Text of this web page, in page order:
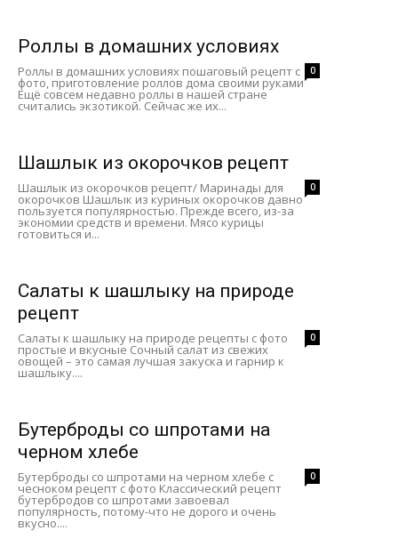
Роллы в домашних условиях
0
Роллы в домашних условиях пошаговый рецепт с
фото, приготовление роллов дома своими руками
Ещё совсем недавно роллы в нашей стране
считались экзотикой. Сейчас же их...
Шашлык из окорочков рецепт
0
Шашлык из окорочков рецепт/ Маринады для
окорочков Шашлык из куриных окорочков давно
пользуется популярностью. Прежде всего, из-за
экономии средств и времени. Мясо курицы
готовиться и...
Салаты к шашлыку на природе
рецепт
0
Салаты к шашлыку на природе рецепты с фото
простые и вкусные Сочный салат из свежих
овощей – это самая лучшая закуска и гарнир к
шашлыку....
Бутерброды со шпротами на
черном хлебе
0
Бутерброды со шпротами на черном хлебе с
чесноком рецепт с фото Классический рецепт
бутербродов со шпротами завоевал
популярность, потому-что не дорого и очень
вкусно....